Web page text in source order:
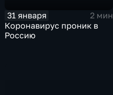
31 января
2 мин
Коронавирус проник в
Россию